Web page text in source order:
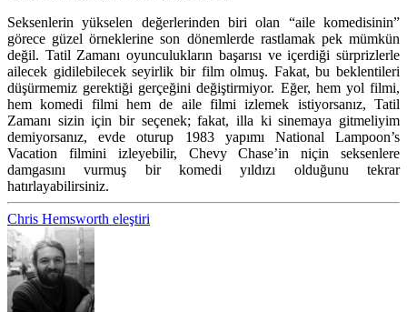
Seksenlerin yükselen değerlerinden biri olan “aile komedisinin”
görece güzel örneklerine son dönemlerde rastlamak pek mümkün
değil. Tatil Zamanı oyunculukların başarısı ve içerdiği sürprizlerle
ailecek gidilebilecek seyirlik bir film olmuş. Fakat, bu beklentileri
düşürmemiz gerektiği gerçeğini değiştirmiyor. Eğer, hem yol filmi,
hem komedi filmi hem de aile filmi izlemek istiyorsanız, Tatil
Zamanı sizin için bir seçenek; fakat, illa ki sinemaya gitmeliyim
demiyorsanız, evde oturup 1983 yapımı National Lampoon’s
Vacation filmini izleyebilir, Chevy Chase’in niçin seksenlere
damgasını vurmuş bir komedi yıldızı olduğunu tekrar
hatırlayabilirsiniz.
Chris Hemsworth eleştiri